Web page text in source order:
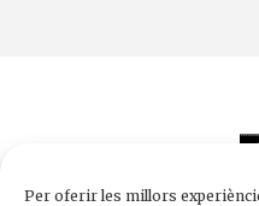
Per oferir les millors